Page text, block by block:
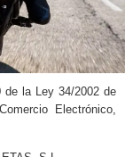
la Ley 34/2002 de
Electrónico,